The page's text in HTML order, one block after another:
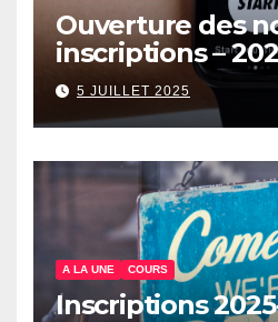
Ouverture des
inscriptions –
5 JUILLET 2025
A LA UNE COURS
Inscriptions